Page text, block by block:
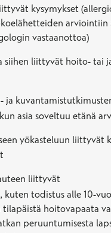
kysymykset
arviointiin
vastaanottoa)
siihen liittyvät hoito- tai
ja
asia soveltuu etänä
yökasteluun liittyvät
liittyvät
kuten todistus alle 10-
tilapäistä hoitovapaata
peruuntumisesta